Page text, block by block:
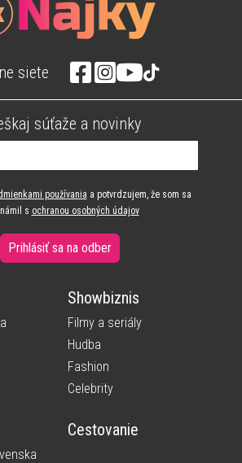
siete
súťaže a novinky
používania a potvrdzujem, že som sa
s ochranou osobných údajov
Prihlásiť sa na odber
Showbiznis
Filmy a seriály
Hudba
Fashion
Celebrity
Cestovanie